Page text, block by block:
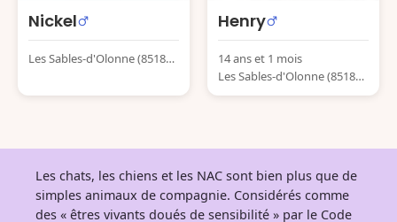
Nickel
Les Sables-d'Olonne (85180)
Henry
14 ans et 1 mois
Les Sables-d'Olonne (85180)
France
Les chats, les chiens et les NAC sont bien plus que de
simples animaux de compagnie. Considérés comme
des « êtres vivants doués de sensibilité » par le Code